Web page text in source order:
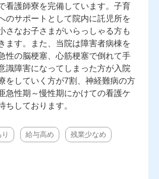
看護師寮を完備しています。子育
のサポートとして院内に託児所を
さなお子さまがいらっしゃる方も
ます。また、当院は障害者病棟を
性の脳梗塞、心筋梗塞で倒れて手
識障害になってしまった方が入院
をしていく方が7割、神経難病の方
急性期～慢性期にかけての看護ケ
ちしております。
給与高め 残業少なめ